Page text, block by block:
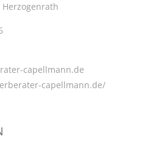
capellmann.de
capellmann.de/